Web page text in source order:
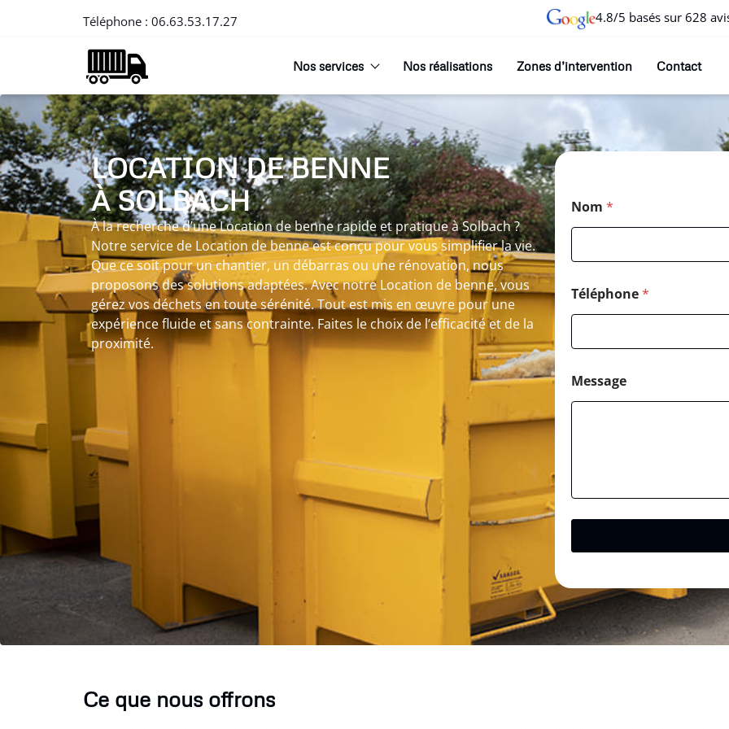
Téléphone : 06.63.53.17.27 4.8/5 basés sur 628
Nos services Nos réalisations Zones d’intervention Contact
LOCATION DE BENNE
À SOLBACH
À la recherche d’une Location de benne rapide et pratique à Solbach ?
Notre service de Location de benne est conçu pour vous simplifier la vie.
Que ce soit pour un chantier, un débarras ou une rénovation, nous
proposons des solutions adaptées. Avec notre Location de benne, vous
gérez vos déchets en toute sérénité. Tout est mis en œuvre pour une
expérience fluide et sans contrainte. Faites le choix de l’efficacité et de la
proximité.
Nom *
Téléphone*
Message
Ce que nous offrons